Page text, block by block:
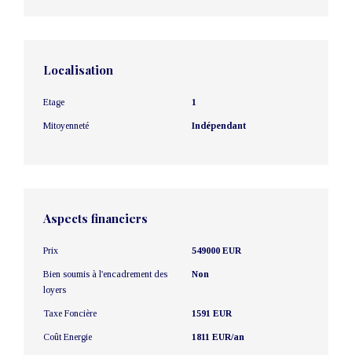
Localisation
Etage 1
Mitoyenneté Indépendant
Aspects financiers
Prix 549000 EUR
Bien soumis à l'encadrement des
loyers
Non
Taxe Foncière 1591 EUR
Coût Energie 1811 EUR/an